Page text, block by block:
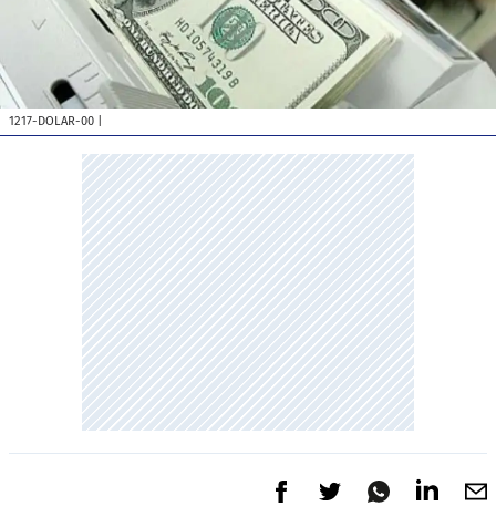
1217-DOLAR-00